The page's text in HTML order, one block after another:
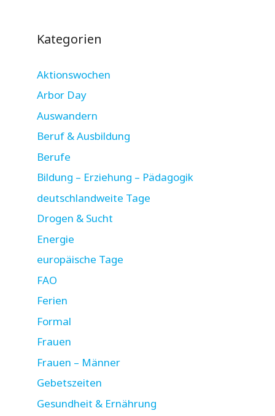
Kategorien
Aktionswochen
Arbor Day
Auswandern
Beruf & Ausbildung
Berufe
Bildung – Erziehung – Pädagogik
deutschlandweite Tage
Drogen & Sucht
Energie
europäische Tage
FAO
Ferien
Formal
Frauen
Frauen – Männer
Gebetszeiten
Gesundheit & Ernährung